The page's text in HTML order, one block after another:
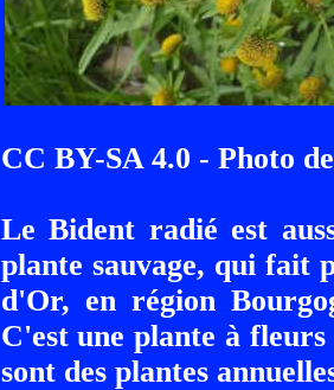
CC BY-SA 4.0 - Photo
Le Bident radié est
plante sauvage, qui fait
d'Or, en région
C'est une plante à
sont des plantes